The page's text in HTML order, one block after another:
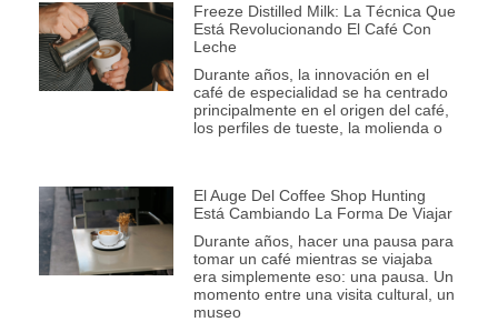
Freeze Distilled Milk: La Técnica Que
Está Revolucionando El Café Con
Leche
Durante años, la innovación en el
café de especialidad se ha centrado
principalmente en el origen del café,
los perfiles de tueste, la molienda o
El Auge Del Coffee Shop Hunting
Está Cambiando La Forma De Viajar
Durante años, hacer una pausa para
tomar un café mientras se viajaba
era simplemente eso: una pausa. Un
momento entre una visita cultural, un
museo